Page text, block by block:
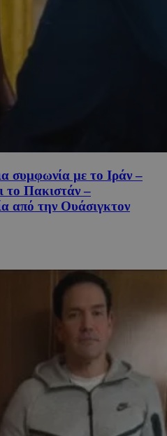
συμφωνία με το Ιράν –
το Πακιστάν –
από την Ουάσιγκτον